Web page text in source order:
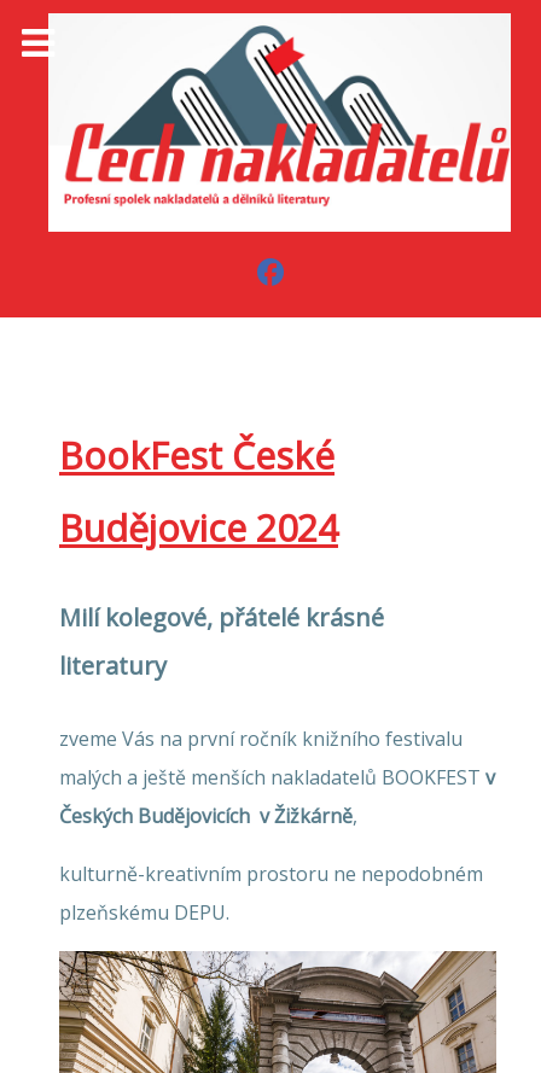
BookFest České
Budějovice 2024
Milí kolegové, přátelé krásné
literatury
zveme Vás na první ročník knižního festivalu
malých a ještě menších nakladatelů BOOKFEST v
Českých Budějovicích v Žižkárně,
kulturně-kreativním prostoru ne nepodobném
plzeňskému DEPU.